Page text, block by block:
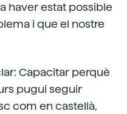
haver estat possible
i que el nostre
Capacitar perquè
pugui seguir
com en castellà,